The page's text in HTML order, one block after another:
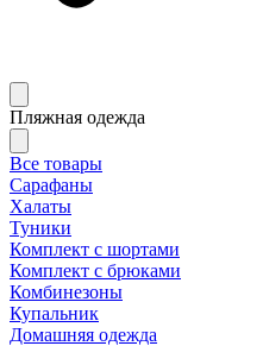
Пляжная одежда
Все товары
Сарафаны
Халаты
Туники
Комплект с шортами
Комплект с брюками
Комбинезоны
Купальник
Домашняя одежда